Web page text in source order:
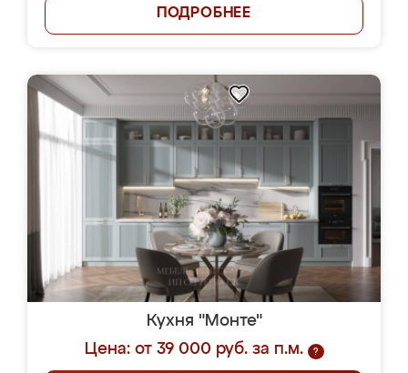
ПОДРОБНЕЕ
Кухня "Монте"
Цена: от 39 000 руб. за п.м.
?